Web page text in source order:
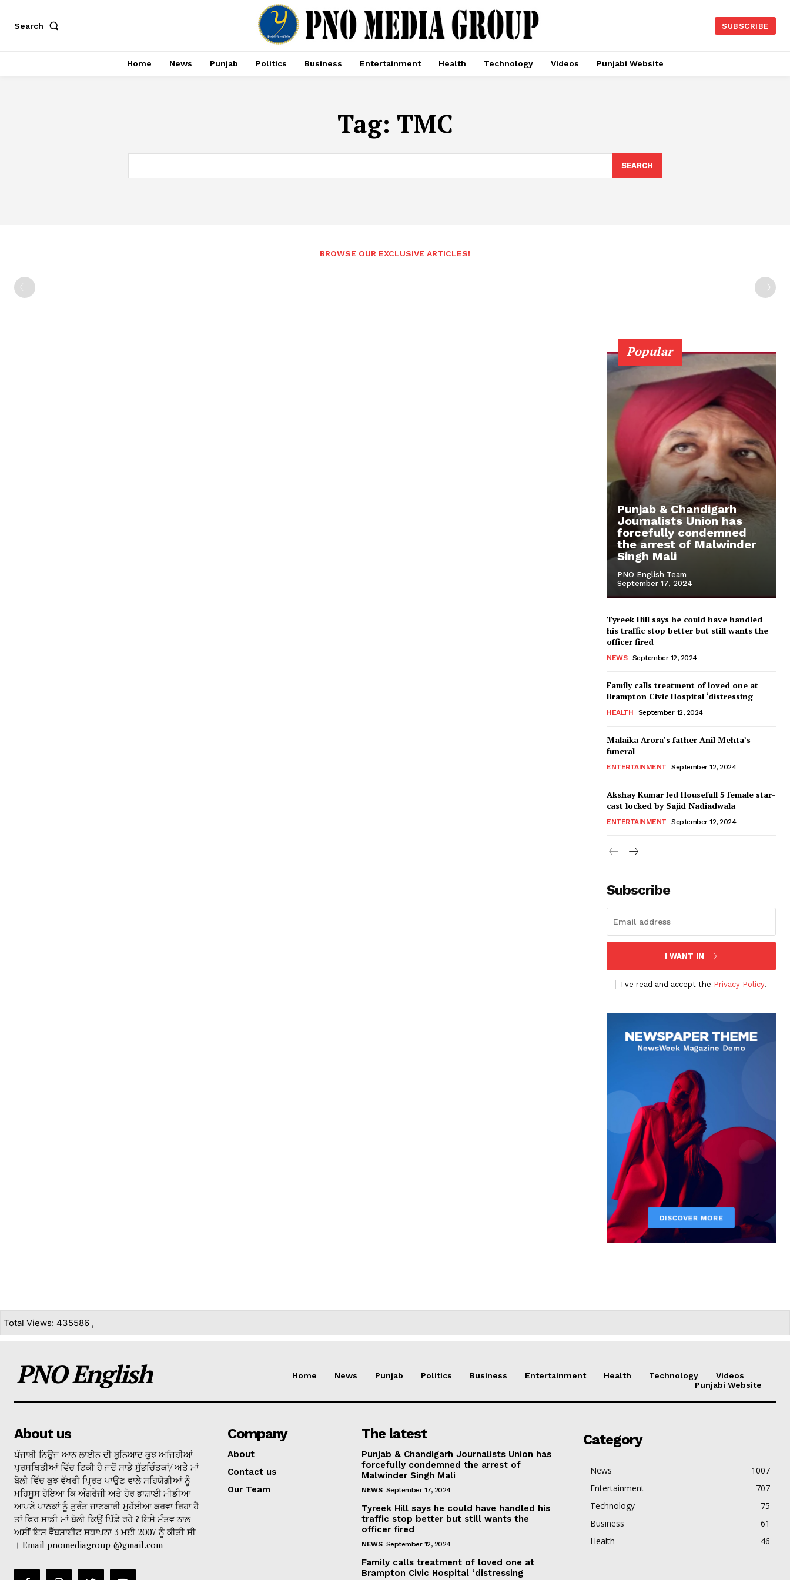
Search SUBSCRIBE
Home News Punjab Politics Business Entertainment Health Technology Videos Punjabi Website
Tag: TMC
SEARCH
BROWSE OUR EXCLUSIVE ARTICLES!
Popular
Punjab & Chandigarh
Journalists Union has
forcefully condemned
the arrest of Malwinder
Singh Mali
PNO English Team -
September 17, 2024
Tyreek Hill says he could have handled
his traffic stop better but still wants the
officer fired
NEWS September 12, 2024
Family calls treatment of loved one at
Brampton Civic Hospital ‘distressing
HEALTH September 12, 2024
Malaika Arora’s father Anil Mehta’s
funeral
ENTERTAINMENT September 12, 2024
Akshay Kumar led Housefull 5 female star-
cast locked by Sajid Nadiadwala
ENTERTAINMENT September 12, 2024
Subscribe
I WANT IN
I've read and accept the Privacy Policy.
Total Views: 435586 ,
PNO English Home News Punjab Politics Business Entertainment Health Technology
Videos
Punjabi Website
About us
ਪੰਜਾਬੀ ਨਿਊਜ ਆਨ ਲਾਈਨ ਦੀ ਬੁਨਿਆਦ ਕੁਝ ਅਜਿਹੀਆਂ
ਪ੍ਰਸਥਿਤੀਆਂ ਵਿੱਚ ਟਿਕੀ ਹੈ ਜਦੋਂ ਸਾਡੇ ਸੁੱਭਚਿੰਤਕਾਂ/ ਅਤੇ ਮਾਂ
ਬੋਲੀ ਵਿੱਚ ਕੁਝ ਵੱਖਰੀ ਪ੍ਰਿਤ ਪਾਉਣ ਵਾਲੇ ਸਹਿਯੋਗੀਆਂ ਨੂੰ
ਮਹਿਸੂਸ ਹੋਇਆ ਕਿ ਅੰਗਰੇਜੀ ਅਤੇ ਹੋਰ ਭਾਸ਼ਾਈ ਮੀਡੀਆ
ਆਪਣੇ ਪਾਠਕਾਂ ਨੂੰ ਤੁਰੰਤ ਜਾਣਕਾਰੀ ਮੁਹੱਈਆ ਕਰਵਾ ਰਿਹਾ ਹੈ
ਤਾਂ ਫਿਰ ਸਾਡੀ ਮਾਂ ਬੋਲੀ ਕਿਉਂ ਪਿੱਛੇ ਰਹੇ ? ਇਸੇ ਮੰਤਵ ਨਾਲ
ਅਸੀਂ ਇਸ ਵੈੱਬਸਾਈਟ ਸਥਾਪਨਾ 3 ਮਈ 2007 ਨੂੰ ਕੀਤੀ ਸੀ
। Email pnomediagroup @gmail.com
Company
About
Contact us
Our Team
The latest
Punjab & Chandigarh Journalists Union has
forcefully condemned the arrest of
Malwinder Singh Mali
NEWS September 17, 2024
Tyreek Hill says he could have handled his
traffic stop better but still wants the
officer fired
NEWS September 12, 2024
Family calls treatment of loved one at
Brampton Civic Hospital ‘distressing
Category
News
1007
Entertainment
707
Technology
75
Business
61
Health
46